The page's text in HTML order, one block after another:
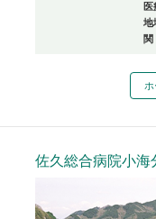
地
関
佐久総合病院小海